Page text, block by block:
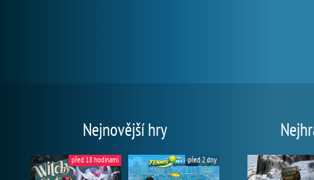
Nejnovější hry
před 18 hodinami před 2 dny